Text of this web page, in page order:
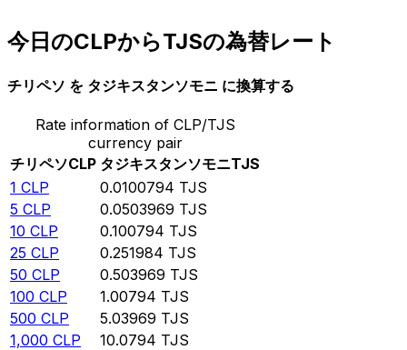
今日のCLPからTJSの為替レート
チリペソ を タジキスタンソモニ に換算する
Rate information of CLP/TJS
currency pair
チリペソCLP タジキスタンソモニTJS
1 CLP 0.0100794 TJS
5 CLP 0.0503969 TJS
10 CLP 0.100794 TJS
25 CLP 0.251984 TJS
50 CLP 0.503969 TJS
100 CLP 1.00794 TJS
500 CLP 5.03969 TJS
1,000 CLP 10.0794 TJS